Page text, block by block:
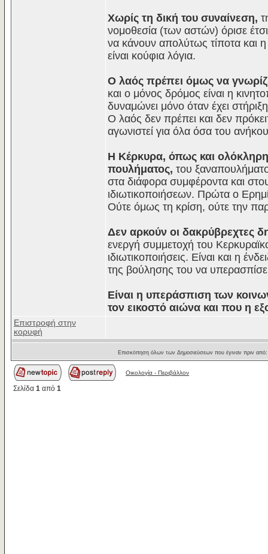
Χωρίς τη δική του συναίνεση,
νομοθεσία (των αστών) όρισε
να κάνουν απολύτως τίποτα και
είναι κούφια λόγια.
Ο λαός πρέπει όμως να
και ο μόνος δρόμος είναι η
δυναμώνει μόνο όταν έχει
Ο λαός δεν πρέπει και δεν
αγωνιστεί για όλα όσα του
Η Κέρκυρα, όπως και ολόκληρη
πουλήματος, του
στα διάφορα συμφέροντα και
ιδιωτικοποιήσεων. Πρώτα ο
Ούτε όμως τη κρίση, ούτε την
Δεν αρκούν οι δακρύβρεχτες
ενεργή συμμετοχή του
ιδιωτικοποιήσεις. Είναι και η
της βούλησης του να
Είναι η υπεράσπιση των
τον εικοστό αιώνα και που η
Επιστροφή στην
κορυφή
Επισκόπηση όλων των Δημοσιεύσεων που έγιναν πριν
Οικολογία - Περιβάλλον
Σελίδα 1 από 1